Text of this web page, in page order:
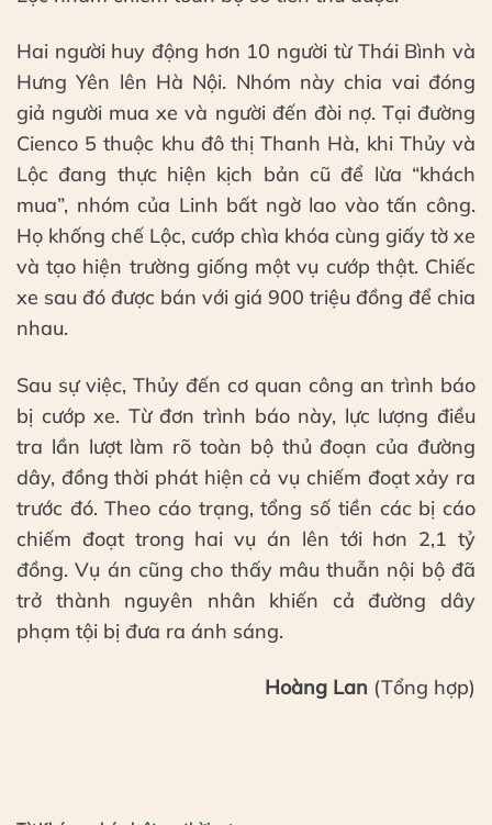
Hai người huy động hơn 10 người từ Thái Bình và
Hưng Yên lên Hà Nội. Nhóm này chia vai đóng
giả người mua xe và người đến đòi nợ. Tại đường
Cienco 5 thuộc khu đô thị Thanh Hà, khi Thủy và
Lộc đang thực hiện kịch bản cũ để lừa “khách
mua”, nhóm của Linh bất ngờ lao vào tấn công.
Họ khống chế Lộc, cướp chìa khóa cùng giấy tờ xe
và tạo hiện trường giống một vụ cướp thật. Chiếc
xe sau đó được bán với giá 900 triệu đồng để chia
nhau.
Sau sự việc, Thủy đến cơ quan công an trình báo
bị cướp xe. Từ đơn trình báo này, lực lượng điều
tra lần lượt làm rõ toàn bộ thủ đoạn của đường
dây, đồng thời phát hiện cả vụ chiếm đoạt xảy ra
trước đó. Theo cáo trạng, tổng số tiền các bị cáo
chiếm đoạt trong hai vụ án lên tới hơn 2,1 tỷ
đồng. Vụ án cũng cho thấy mâu thuẫn nội bộ đã
trở thành nguyên nhân khiến cả đường dây
phạm tội bị đưa ra ánh sáng.
Hoàng Lan (Tổng hợp)